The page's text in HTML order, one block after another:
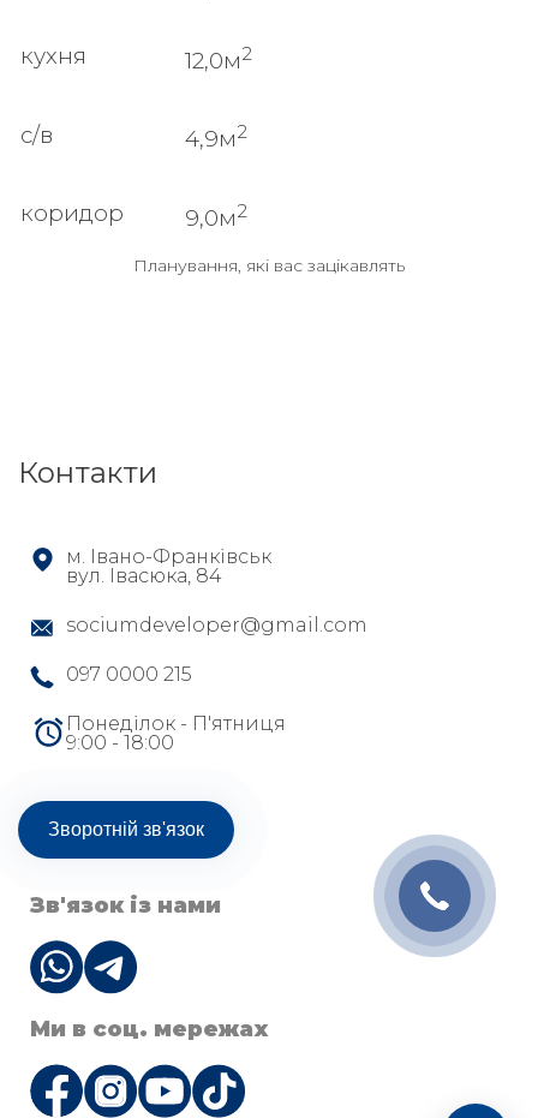
кухня 12,0м2
с/в 4,9м2
коридор 9,0м2
Планування, які вас зацікавлять
Контакти
м. Івано-Франківськ
вул. Івасюка, 84
sociumdeveloper@gmail.com
097 0000 215
Понеділок - П'ятниця
9:00 - 18:00
Зворотній зв'язок
Зв'язок із нами
Ми в соц. мережах